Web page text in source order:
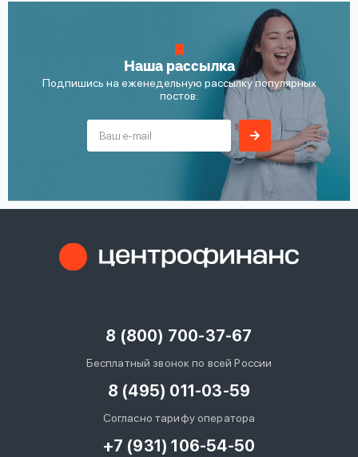
Наша рассылка
Подпишись на еженедельную рассылку популярных
постов:
8 (800) 700-37-67
Бесплатный звонок по всей России
8 (495) 011-03-59
Согласно тарифу оператора
+7 (931) 106-54-50